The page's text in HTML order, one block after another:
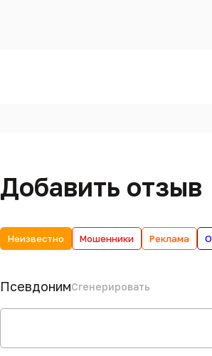
Добавить отзыв
Неизвестно Мошенники Реклама
ПсевдонимСгенерировать